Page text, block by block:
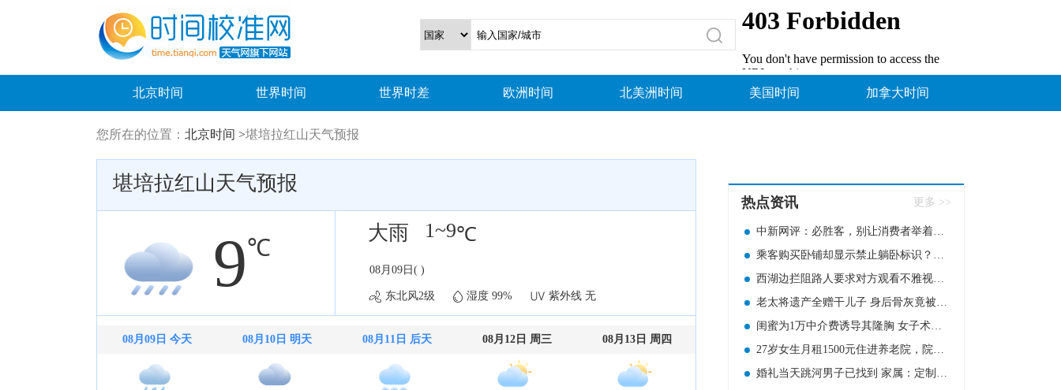
北京时间 世界时间 世界时差 欧洲时间 北美洲时间 美国时间 加拿大时间
您所在的位置： 北京时间 >堪培拉红山天气预报
堪培拉红山天气预报
9℃
大雨 1~9℃
08月09日( )
东北风2级 湿度 99% 紫外线 无
08月09日 今天 08月10日 明天 08月11日 后天 08月12日 周三 08月13日 周四
热点资讯 更多 >>
中新网评：必胜客，别让消费者举着放大镜吃饭
乘客购买卧铺却显示禁止躺卧标识？12306回应
西湖边拦阻路人要求对方观看不雅视频！男网红被判七个月
老太将遗产全赠干儿子 身后骨灰竟被撒于山野
闺蜜为1万中介费诱导其隆胸 女子术后感染致左胸部分切除
27岁女生月租1500元住进养老院，院方回应
婚礼当天跳河男子已找到 家属：定制婚服上有新郎的名字